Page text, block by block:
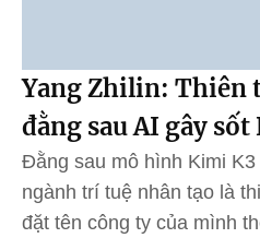
Yang Zhilin: Thiên
đằng sau AI gây
Đằng sau mô hình Kimi
ngành trí tuệ nhân tạo là
đặt tên công ty của mình